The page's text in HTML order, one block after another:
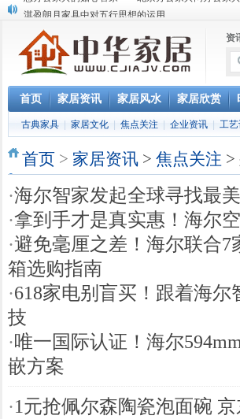
淇盈朗月家具中对五行思想的运用
还是“海尔冰箱造”!IEC国际保鲜标准再版
怎样用家具布置出好的办公室风水
您办公家具的贴心管家——北京办公家具网办公家具
资
首页 家居资讯 家居风水 家居欣赏
古典家具 家居文化 焦点关注 企业资讯 工
首页 > 家居资讯 > 焦点关注 >
·海尔智家发起全球寻找最
·拿到手才是真实惠！海尔
·避免毫厘之差！海尔联合
箱选购指南
·618家电别盲买！跟着海
技
·唯一国际认证！海尔
嵌方案
·1元抢佩尔森陶瓷泡面碗